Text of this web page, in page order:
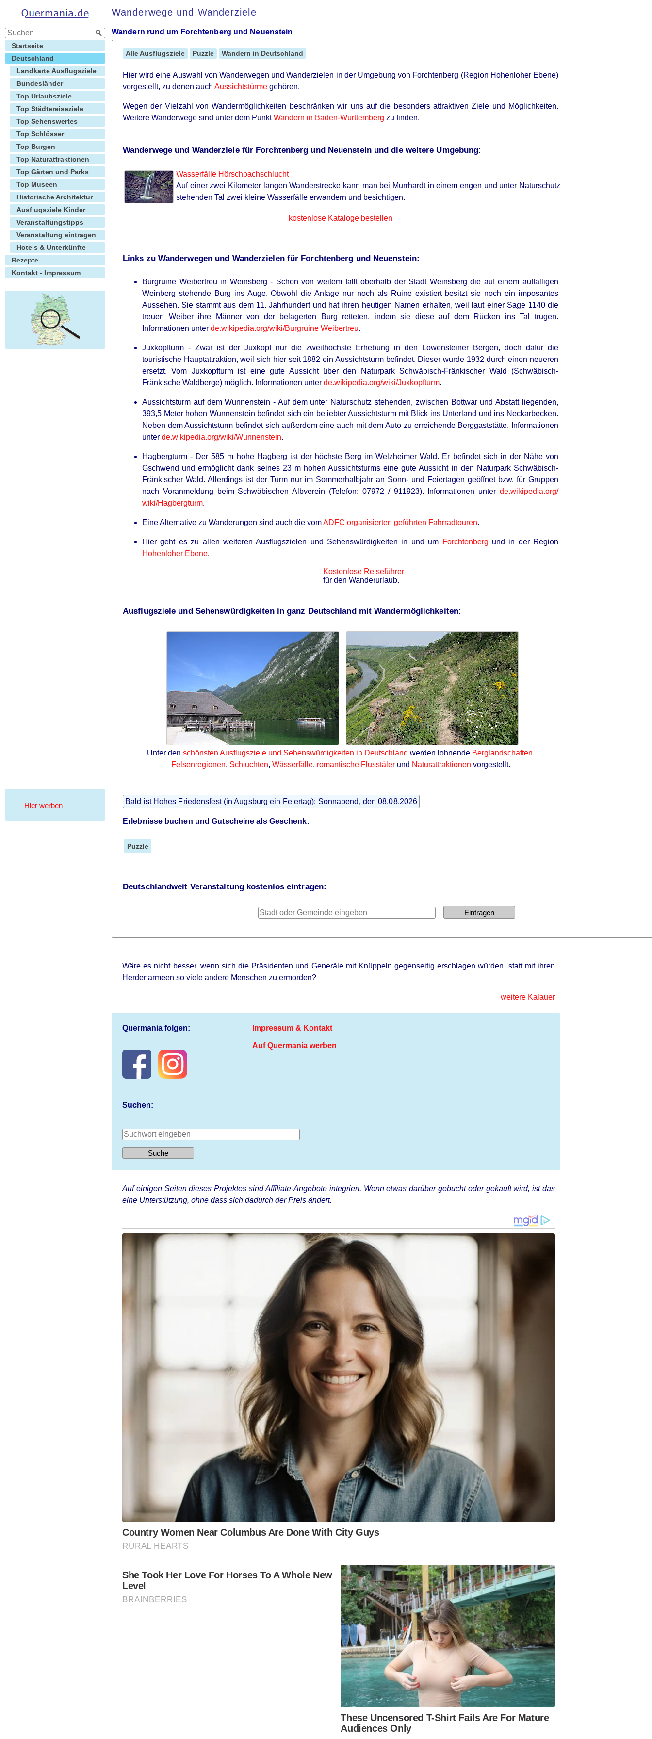
Wanderwege und Wanderziele
Wandern rund um Forchtenberg und Neuenstein
Alle Ausflugsziele Puzzle Wandern in Deutschland
Hier wird eine Auswahl von Wanderwegen und Wanderzielen in der Umgebung von Forchtenberg (Region Hohenloher Ebene)
vorgestellt, zu denen auch Aussichtstürme gehören.
Wegen der Vielzahl von Wandermöglichkeiten beschränken wir uns auf die besonders attraktiven Ziele und Möglichkeiten.
Weitere Wanderwege sind unter dem PunktWandern in Baden-Württemberg zu finden.
Wanderwege und Wanderziele für Forchtenberg und Neuenstein und die weitere Umgebung:
Wasserfälle Hörschbachschlucht
Auf einer zwei Kilometer langen Wanderstrecke kann man bei Murrhardt in einem engen und unter Naturschutz
stehenden Tal zwei kleine Wasserfälle erwandern und besichtigen.
kostenlose Kataloge bestellen
Links zu Wanderwegen und Wanderzielen für Forchtenberg und Neuenstein:
Burgruine Weibertreu in Weinsberg - Schon von weitem fällt oberhalb der Stadt Weinsberg die auf einem auffälligen
Weinberg stehende Burg ins Auge. Obwohl die Anlage nur noch als Ruine existiert besitzt sie noch ein imposantes
Aussehen. Sie stammt aus dem 11. Jahrhundert und hat ihren heutigen Namen erhalten, weil laut einer Sage 1140 die
treuen Weiber ihre Männer von der belagerten Burg retteten, indem sie diese auf dem Rücken ins Tal trugen.
Informationen unter de.wikipedia.org/wiki/Burgruine Weibertreu.
Juxkopfturm - Zwar ist der Juxkopf nur die zweithöchste Erhebung in den Löwensteiner Bergen, doch dafür die
touristische Hauptattraktion, weil sich hier seit 1882 ein Aussichtsturm befindet. Dieser wurde 1932 durch einen neueren
ersetzt. Vom Juxkopfturm ist eine gute Aussicht über den Naturpark Schwäbisch-Fränkischer Wald (Schwäbisch-
Fränkische Waldberge) möglich. Informationen unter de.wikipedia.org/wiki/Juxkopfturm.
Aussichtsturm auf dem Wunnenstein - Auf dem unter Naturschutz stehenden, zwischen Bottwar und Abstatt liegenden,
393,5 Meter hohen Wunnenstein befindet sich ein beliebter Aussichtsturm mit Blick ins Unterland und ins Neckarbecken.
Neben dem Aussichtsturm befindet sich außerdem eine auch mit dem Auto zu erreichende Berggaststätte. Informationen
unter de.wikipedia.org/wiki/Wunnenstein.
Hagbergturm - Der 585 m hohe Hagberg ist der höchste Berg im Welzheimer Wald. Er befindet sich in der Nähe von
Gschwend und ermöglicht dank seines 23 m hohen Aussichtsturms eine gute Aussicht in den Naturpark Schwäbisch-
Fränkischer Wald. Allerdings ist der Turm nur im Sommerhalbjahr an Sonn- und Feiertagen geöffnet bzw. für Gruppen
nach Voranmeldung beim Schwäbischen Albverein (Telefon: 07972 / 911923). Informationen unter de.wikipedia.org/
wiki/Hagbergturm.
Eine Alternative zu Wanderungen sind auch die vomADFC organisierten geführten Fahrradtouren.
Hier geht es zu allen weiteren Ausflugszielen und Sehenswürdigkeiten in und um Forchtenberg und in der Region
Hohenloher Ebene.
Kostenlose Reiseführer
für den Wanderurlaub.
Ausflugsziele und Sehenswürdigkeiten in ganz Deutschland mit Wandermöglichkeiten:
Unter den schönsten Ausflugsziele und Sehenswürdigkeiten in Deutschland werden lohnende Berglandschaften,
Felsenregionen, Schluchten, Wässerfälle, romantische Flusstälerund Naturattraktionen vorgestellt.
Bald ist Hohes Friedensfest (in Augsburg ein Feiertag): Sonnabend, den 08.08.2026
Erlebnisse buchen und Gutscheine als Geschenk:
Puzzle
Deutschlandweit Veranstaltung kostenlos eintragen:
Wäre es nicht besser, wenn sich die Präsidenten und Generäle mit Knüppeln gegenseitig erschlagen würden, statt mit ihren
Herdenarmeen so viele andere Menschen zu ermorden?
weitere Kalauer
Quermania folgen: Impressum & Kontakt
Auf Quermania werben
Suchen:
Auf einigen Seiten dieses Projektes sind Affiliate-Angebote integriert. Wenn etwas darüber gebucht oder gekauft wird, ist das
eine Unterstützung, ohne dass sich dadurch der Preis ändert.
Hier werben
Startseite
Deutschland
Landkarte Ausflugsziele
Bundesländer
Top Urlaubsziele
Top Städtereiseziele
Top Sehenswertes
Top Schlösser
Top Burgen
Top Naturattraktionen
Top Gärten und Parks
Top Museen
Historische Architektur
Ausflugsziele Kinder
Veranstaltungstipps
Veranstaltung eintragen
Hotels & Unterkünfte
Rezepte
Kontakt - Impressum